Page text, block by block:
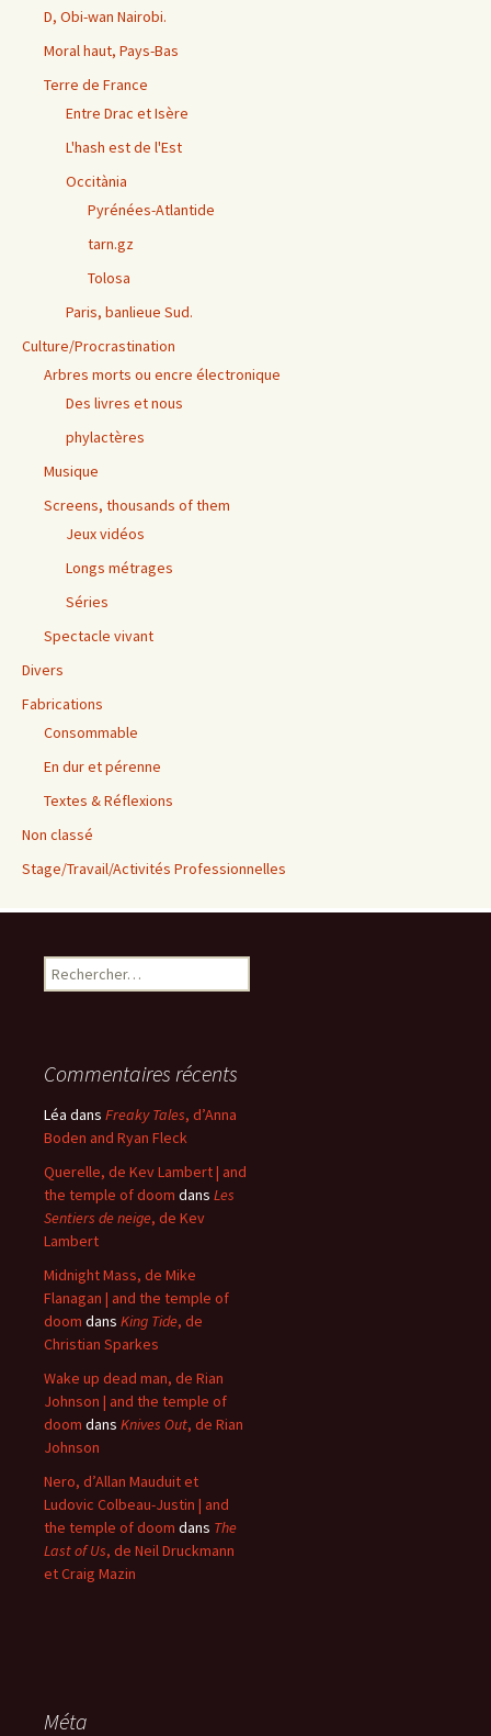
D, Obi-wan Nairobi.
Moral haut, Pays-Bas
Terre de France
Entre Drac et Isère
L'hash est de l'Est
Occitània
Pyrénées-Atlantide
tarn.gz
Tolosa
Paris, banlieue Sud.
Culture/Procrastination
Arbres morts ou encre électronique
Des livres et nous
phylactères
Musique
Screens, thousands of them
Jeux vidéos
Longs métrages
Séries
Spectacle vivant
Divers
Fabrications
Consommable
En dur et pérenne
Textes & Réflexions
Non classé
Stage/Travail/Activités Professionnelles
Rechercher :
Commentaires récents
Léa dans Freaky Tales, d’Anna
Boden and Ryan Fleck
Querelle, de Kev Lambert | and
the temple of doom dans Les
Sentiers de neige, de Kev
Lambert
Midnight Mass, de Mike
Flanagan | and the temple of
doom dans King Tide, de
Christian Sparkes
Wake up dead man, de Rian
Johnson | and the temple of
doom dans Knives Out, de Rian
Johnson
Nero, d’Allan Mauduit et
Ludovic Colbeau-Justin | and
the temple of doom dans The
Last of Us, de Neil Druckmann
et Craig Mazin
Méta